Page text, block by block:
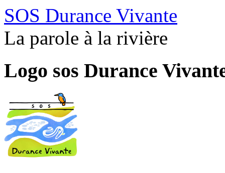
SOS Durance Vivante
La parole à la rivière
Logo sos Durance